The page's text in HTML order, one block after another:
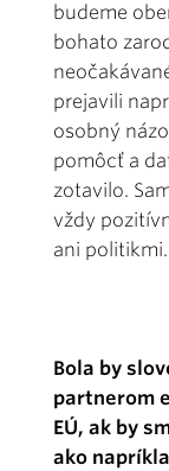
budeme
bohato
prejavili
osobný
pomôcť a
zotavilo.
vždy
ani politikmi.
Bola by
partnerom
EÚ, ak by
ako